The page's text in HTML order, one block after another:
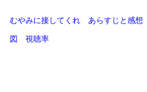
むやみに接してくれ あらすじと感
図 視聴率